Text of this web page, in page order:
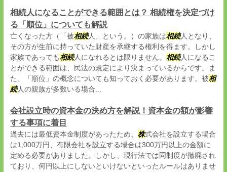
相続人になることができる範囲とは？ 相続権を決定づけ
る「順位」についても解説
亡くなった方（「被相続人」という。）の家族は相続人となり、
その方が生前に持っていた財産を承継する権利を得ます。しかし
家族であっても相続人になれるとは限りません。 相続人になるこ
とができる範囲は、民法の規定により決まっているからです。ま
た、「順位」の概念についても知っておく必要があります。被相
続人の親族が多数いる場合...
会社設立時の資本金の決め方を解説！資本金の額が影響
する事項に着目
過去には最低資本金制度があったため、 株式会社を設立する場合
は1,000万円、有限会社を設立する場合は300万円以上の金額に
定める必要がありました。しかし、現行法では同制度が撤廃され
ており、何円以上にしないといけないといったルールはありませ